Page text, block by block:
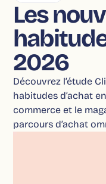
Les
2026
Découvrez l’étude
habitudes d’achat
commerce et le
parcours d’achat